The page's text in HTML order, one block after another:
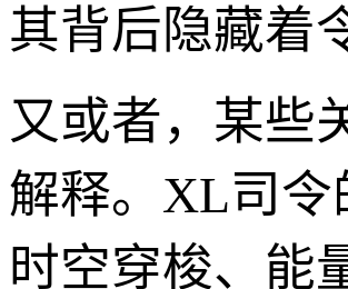
其背后隐藏着
又或者，某些
解释。XL司令
时空穿梭、能